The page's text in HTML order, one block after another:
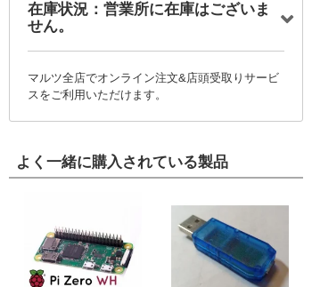
在庫状況：営業所に在庫はございま
せん。
マルツ全店でオンライン注文&店頭受取りサービ
スをご利用いただけます。
よく一緒に購入されている製品